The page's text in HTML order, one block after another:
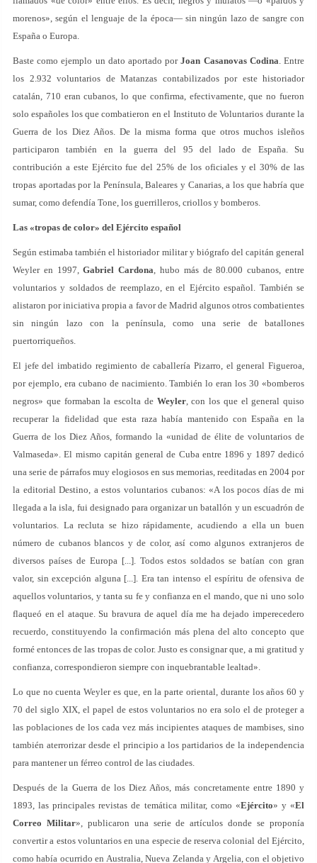
morenos», según el lenguaje de la época— sin ningún lazo de sangre con
España o Europa.
Baste como ejemplo un dato aportado porJoan Casanovas Codina. Entre
los 2.932 voluntarios de Matanzas contabilizados por este historiador
catalán, 710 eran cubanos, lo que confirma, efectivamente, que no fueron
solo españoles los que combatieron en el Instituto de Voluntarios durante la
Guerra de los Diez Años. De la misma forma que otros muchos isleños
participaron también en la guerra del 95 del lado de España. Su
contribución a este Ejército fue del 25% de los oficiales y el 30% de las
tropas aportadas por la Península, Baleares y Canarias, a los que habría que
sumar, como defendía Tone, los guerrilleros, criollos y bomberos.
Las «tropas de color» del Ejército español
Según estimaba también el historiador militar y biógrafo del capitán general
Weyler en 1997,Gabriel Cardona, hubo más de 80.000 cubanos, entre
voluntarios y soldados de reemplazo, en el Ejército español. También se
alistaron por iniciativa propia a favor de Madrid algunos otros combatientes
sin ningún lazo con la península, como una serie de batallones
puertorriqueños.
El jefe del imbatido regimiento de caballería Pizarro, el general Figueroa,
por ejemplo, era cubano de nacimiento. También lo eran los 30 «bomberos
negros» que formaban la escolta de Weyler, con los que el general quiso
recuperar la fidelidad que esta raza había mantenido con España en la
Guerra de los Diez Años, formando la «unidad de élite de voluntarios de
Valmaseda». El mismo capitán general de Cuba entre 1896 y 1897 dedicó
una serie de párrafos muy elogiosos en sus memorias, reeditadas en 2004 por
la editorial Destino, a estos voluntarios cubanos: «A los pocos días de mi
llegada a la isla, fui designado para organizar un batallón y un escuadrón de
voluntarios. La recluta se hizo rápidamente, acudiendo a ella un buen
número de cubanos blancos y de color, así como algunos extranjeros de
diversos países de Europa [...]. Todos estos soldados se batían con gran
valor, sin excepción alguna [...]. Era tan intenso el espíritu de ofensiva de
aquellos voluntarios, y tanta su fe y confianza en el mando, que ni uno solo
flaqueó en el ataque. Su bravura de aquel día me ha dejado imperecedero
recuerdo, constituyendo la confirmación más plena del alto concepto que
formé entonces de las tropas de color. Justo es consignar que, a mi gratitud y
confianza, correspondieron siempre con inquebrantable lealtad».
Lo que no cuenta Weyler es que, en la parte oriental, durante los años 60 y
70 del siglo XIX, el papel de estos voluntarios no era solo el de proteger a
las poblaciones de los cada vez más incipientes ataques de mambises, sino
también aterrorizar desde el principio a los partidarios de la independencia
para mantener un férreo control de las ciudades.
Después de la Guerra de los Diez Años, más concretamente entre 1890 y
1893, las principales revistas de temática militar, como «Ejército» y «El
Correo Militar», publicaron una serie de artículos donde se proponía
convertir a estos voluntarios en una especie de reserva colonial del Ejército,
como había ocurrido en Australia, Nueva Zelanda y Argelia, con el objetivo